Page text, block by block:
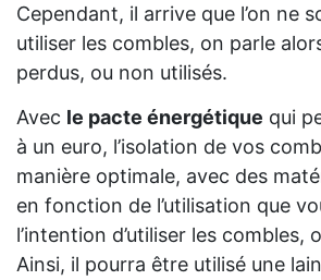
Cependant, il arrive que l’on ne
utiliser les combles, on parle
perdus, ou non utilisés.
Avec le pacte énergétique qui
à un euro, l’isolation de vos
manière optimale, avec des
en fonction de l’utilisation que
l’intention d’utiliser les combles,
Ainsi, il pourra être utilisé une